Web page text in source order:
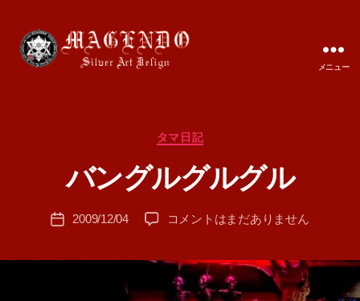
メニュー
カ
ゴ
リ
タマ日記
バングルグルグル
成
者
T
A
投
2009/12/04
バ
ル
グ
コメントはまだありません